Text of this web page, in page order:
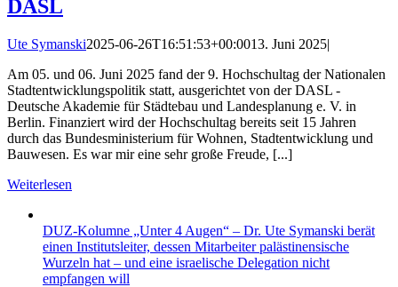
DASL
Ute Symanski2025-06-26T16:51:53+00:0013. Juni 2025|
Am 05. und 06. Juni 2025 fand der 9. Hochschultag der Nationalen
Stadtentwicklungspolitik statt, ausgerichtet von der DASL -
Deutsche Akademie für Städtebau und Landesplanung e. V. in
Berlin. Finanziert wird der Hochschultag bereits seit 15 Jahren
durch das Bundesministerium für Wohnen, Stadtentwicklung und
Bauwesen. Es war mir eine sehr große Freude, [...]
Weiterlesen
DUZ-Kolumne „Unter 4 Augen“ – Dr. Ute Symanski berät
einen Institutsleiter, dessen Mitarbeiter palästinensische
Wurzeln hat – und eine israelische Delegation nicht
empfangen will